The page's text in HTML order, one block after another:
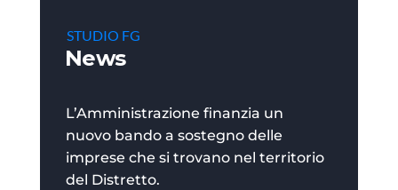
STUDIO FG
News
L’Amministrazione finanzia un
nuovo bando a sostegno delle
imprese che si trovano nel territorio
del Distretto.